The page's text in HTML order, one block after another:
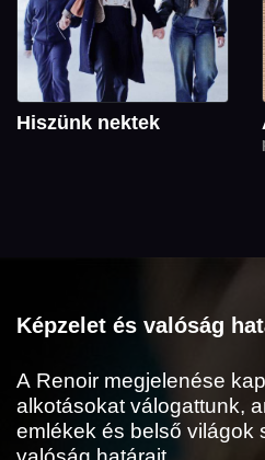
Hiszünk nektek
Képzelet és valóság
A Renoir megjelenése
alkotásokat válogattunk,
emlékek és belső világok